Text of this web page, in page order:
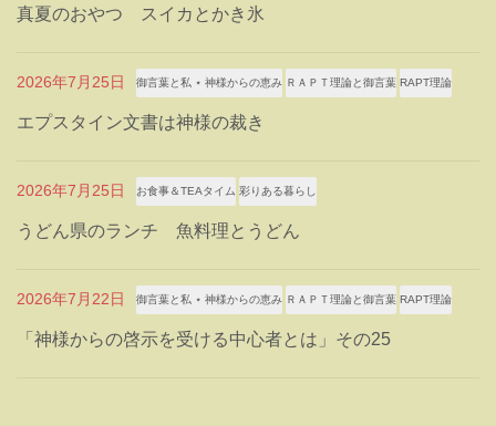
真夏のおやつ スイカとかき氷
2026年7月25日 御言葉と私 ⋆ 神様からの恵み ＲＡＰＴ理論と御言葉 RAPT理論
エプスタイン文書は神様の裁き
2026年7月25日 お食事＆TEAタイム 彩りある暮らし
うどん県のランチ 魚料理とうどん
2026年7月22日 御言葉と私 ⋆ 神様からの恵み ＲＡＰＴ理論と御言葉 RAPT理論
「神様からの啓示を受ける中心者とは」その25